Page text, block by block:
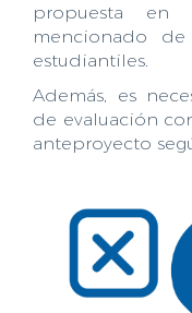
propuesta
mencionado
estudiantiles.
Además, es
de evaluación
anteproyecto